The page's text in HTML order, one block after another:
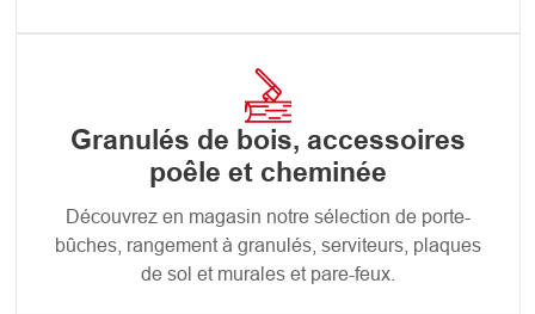
Granulés de bois, accessoires
poêle et cheminée
Découvrez en magasin notre sélection de porte-
bûches, rangement à granulés, serviteurs, plaques
de sol et murales et pare-feux.